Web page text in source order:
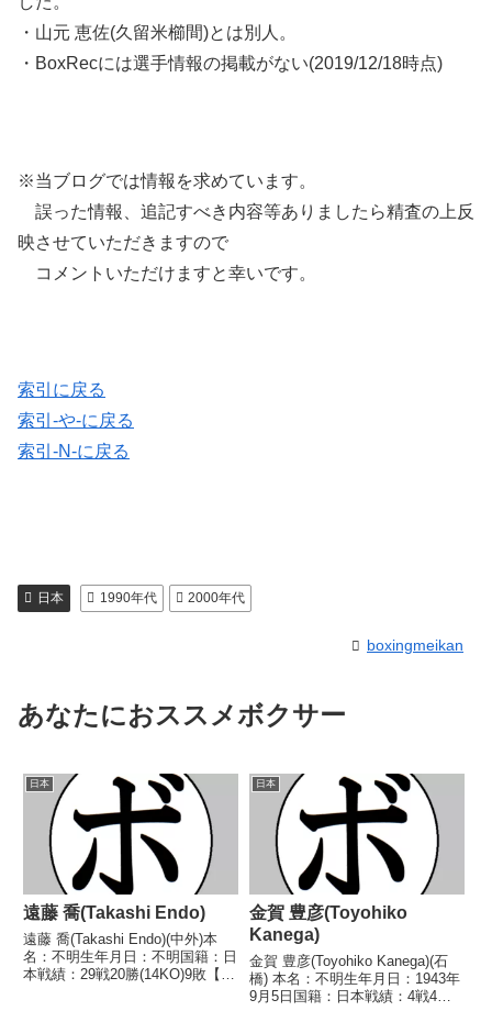
・山元 恵佐(久留米櫛間)とは別人。
・BoxRecには選手情報の掲載がない(2019/12/18時点)
※当ブログでは情報を求めています。
誤った情報、追記すべき内容等ありましたら精査の上反
映させていただきますので
コメントいただけますと幸いです。
索引に戻る
索引-や-に戻る
索引-N-に戻る
日本 1990年代 2000年代
boxingmeikan
あなたにおススメボクサー
日本
遠藤 喬(Takashi Endo)
遠藤 喬(Takashi Endo)(中外)本
名：不明生年月日：不明国籍：日
本戦績：29戦20勝(14KO)9敗【獲
日本
金賀 豊彦(Toyohiko
Kanega)
金賀 豊彦(Toyohiko Kanega)(石
橋) 本名：不明生年月日：1943年
9月5日国籍：日本戦績：4戦4